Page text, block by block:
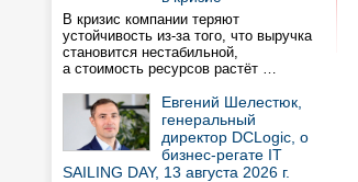
В кризис компании теряют
устойчивость из-за того, что выручка
становится нестабильной,
а стоимость ресурсов растёт …
Евгений Шелестюк,
генеральный
директор DCLogic, о
бизнес-регате IT
SAILING DAY, 13 августа 2026 г.